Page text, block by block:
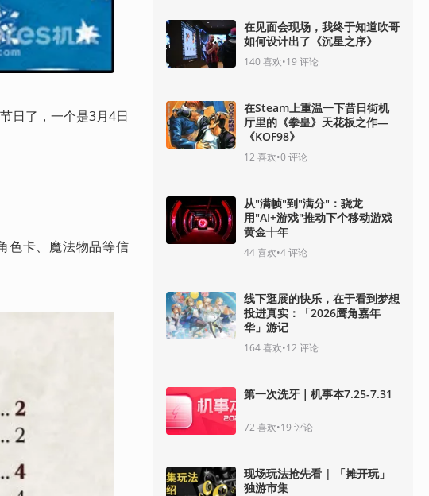
日了，一个是3月4日
色卡、魔法物品等信
在见面会现场，我终于知道吹哥
如何设计出了《沉星之序》
140喜欢•19 评论
在Steam上重温一下昔日街机
厅里的《拳皇》天花板之作—
《KOF98》
12 喜欢•0评论
从"满帧"到"满分"：骁龙
用"AI+游戏"推动下个移动游戏
黄金十年
44喜欢•4评论
线下逛展的快乐，在于看到梦想
投进真实：「2026鹰角嘉年
华」游记
164喜欢•12 评论
第一次洗牙｜机事本7.25-7.31
72 喜欢•19 评论
现场玩法抢先看 | 「摊开玩」
独游市集